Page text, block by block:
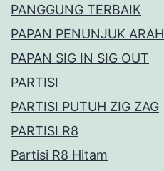
PANGGUNG TERBAIK
PAPAN PENUNJUK ARAH
PAPAN SIG IN SIG OUT
PARTISI
PARTISI PUTUH ZIG ZAG
PARTISI R8
Partisi R8 Hitam